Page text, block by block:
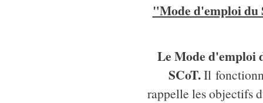
"Mode d'emploi du
Le Mode d'emploi
SCoT.Il
rappelle les objectifs